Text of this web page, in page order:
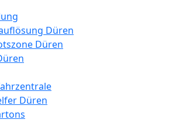
Düren
Düren
Düren